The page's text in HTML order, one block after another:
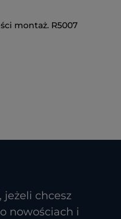
montaż. R5007
jeżeli chcesz
nowościach i